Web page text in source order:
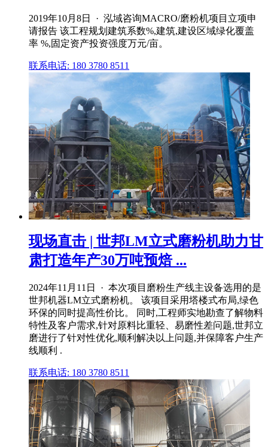
2019年10月8日 · 泓域咨询MACRO/磨粉机项目立项申
请报告 该工程规划建筑系数%,建筑,建设区域绿化覆盖
率 %,固定资产投资强度万元/亩。
联系电话: 180 3780 8511
现场直击 | 世邦LM立式磨粉机助力甘
肃打造年产30万吨预焙 ...
2024年11月11日 · 本次项目磨粉生产线主设备选用的是
世邦机器LM立式磨粉机。 该项目采用塔楼式布局,绿色
环保的同时提高性价比。 同时,工程师实地勘查了解物料
特性及客户需求,针对原料比重轻、易磨性差问题,世邦立
磨进行了针对性优化,顺利解决以上问题,并保障客户生产
线顺利 .
联系电话: 180 3780 8511